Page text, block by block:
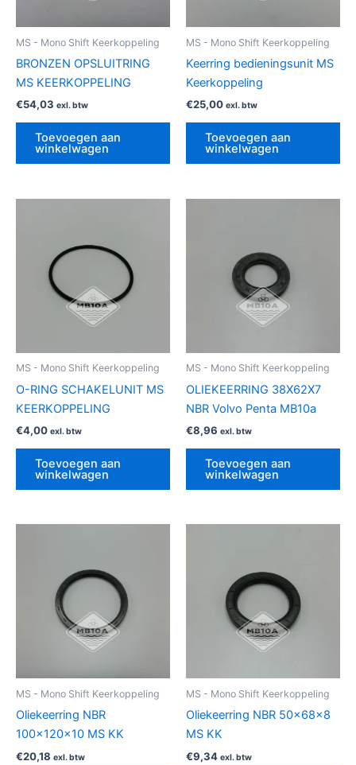
MS - Mono Shift Keerkoppeling
BRONZEN OPSLUITRING
MS KEERKOPPELING
€54,03 exl. btw
Toevoegen aan
winkelwagen
MS - Mono Shift Keerkoppeling
Keerring bedieningsunit MS
Keerkoppeling
€25,00 exl. btw
Toevoegen aan
winkelwagen
MS - Mono Shift Keerkoppeling
O-RING SCHAKELUNIT MS
KEERKOPPELING
€4,00 exl. btw
Toevoegen aan
winkelwagen
MS - Mono Shift Keerkoppeling
OLIEKEERRING 38X62X7
NBR Volvo Penta MB10a
€8,96 exl. btw
Toevoegen aan
winkelwagen
MS - Mono Shift Keerkoppeling
Oliekeerring NBR
100x120x10 MS KK
€20,18 exl. btw
MS - Mono Shift Keerkoppeling
Oliekeerring NBR 50x68x8
MS KK
€9,34 exl. btw